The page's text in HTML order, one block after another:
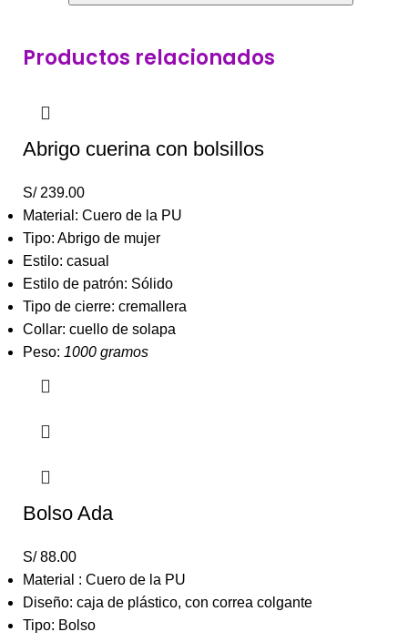
Productos relacionados
Abrigo cuerina con bolsillos
S/239.00
Material: Cuero de la PU
Tipo: Abrigo de mujer
Estilo: casual
Estilo de patrón: Sólido
Tipo de cierre: cremallera
Collar: cuello de solapa
Peso: 1000 gramos
Bolso Ada
S/88.00
Material : Cuero de la PU
Diseño: caja de plástico, con correa colgante
Tipo: Bolso